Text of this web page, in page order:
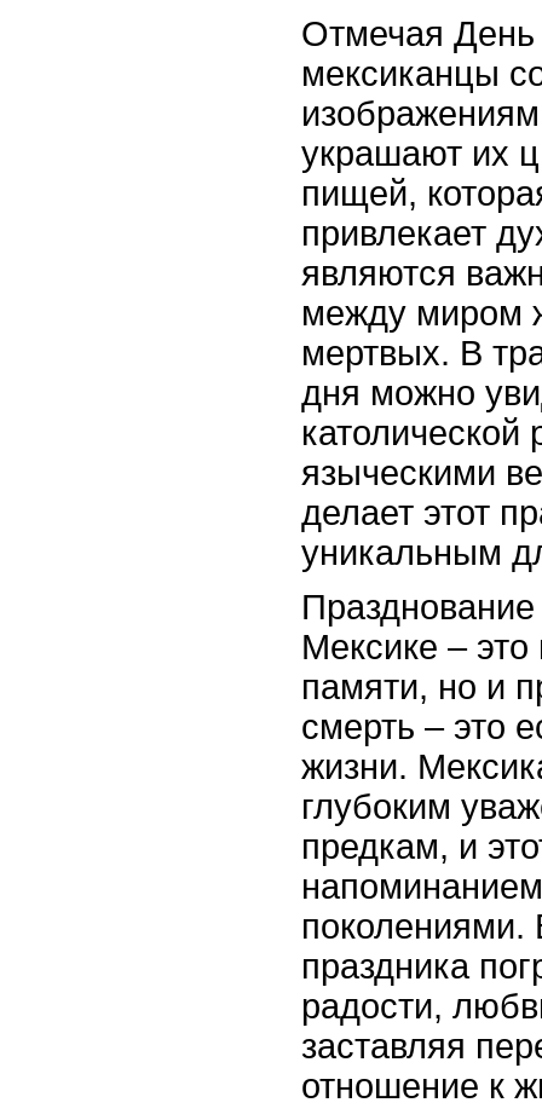
Отмечая
мексиканцы
украшают их
пищей,
привлекает
являются
между миром
мертвых. В
дня можно
католической
языческими
делает этот
уникальным
Мексике – это
памяти, но и
смерть – это
жизни.
глубоким
предкам, и
поколениями.
праздника
радости,
заставляя
отношение к